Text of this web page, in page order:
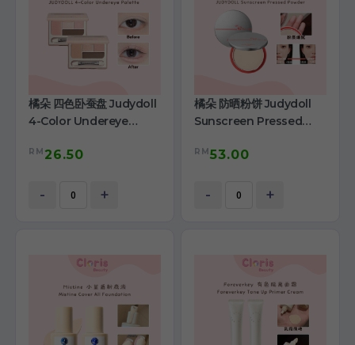
橘朵 四色卧蚕盘 Judydoll
4-Color Undereye
RM 26.50
- +
橘朵 防晒粉饼 Judydoll
Sunscreen Pressed
RM53.00
- +